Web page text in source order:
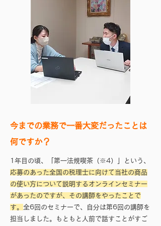
今までの業務で一番大変だったことは
何ですか？
1年目の頃、「第一法規喫茶（※4）」という、
応募のあった全国の税理士に向けて当社の商品
の使い方について説明するオンラインセミナー
があったのですが、その講師をやったことで
す。 全6回のセミナーで、自分は第6回の講師を
担当しました。もともと人前で話すことがすご